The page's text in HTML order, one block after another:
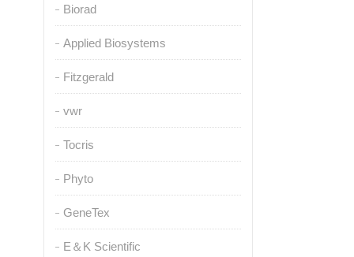
Biorad
Applied Biosystems
Fitzgerald
vwr
Tocris
Phyto
GeneTex
E＆K Scientific